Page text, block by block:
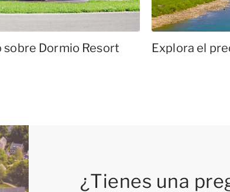
Dormio Resort
Explora el
¿Tienes una